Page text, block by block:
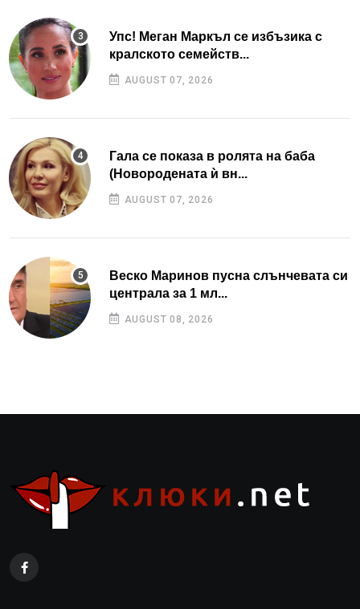
Упс! Меган Маркъл се избъзика с
кралското семейств...
AUGUST 07, 2026
Гала се показа в ролята на баба
(Новородената ѝ вн...
AUGUST 07, 2026
Веско Маринов пусна слънчевата си
централа за 1 мл...
AUGUST 08, 2026